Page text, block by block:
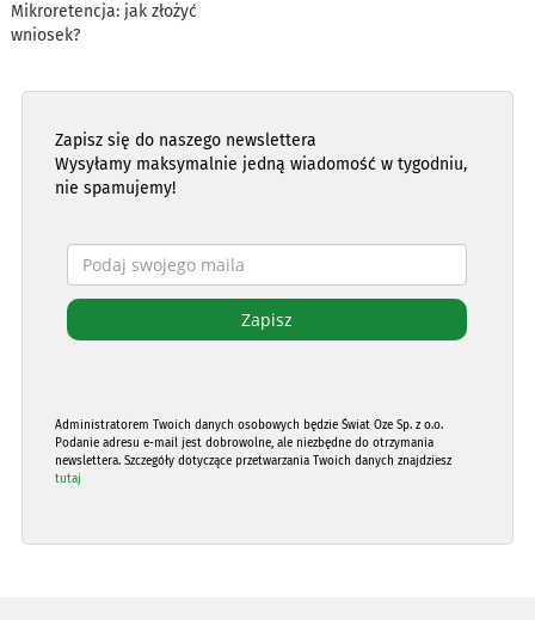
Mikroretencja: jak złożyć
wniosek?
Zapisz się do naszego newslettera
Wysyłamy maksymalnie jedną wiadomość w tygodniu,
nie spamujemy!
Administratorem Twoich danych osobowych będzie Świat Oze Sp. z o.o.
Podanie adresu e-mail jest dobrowolne, ale niezbędne do otrzymania
newslettera. Szczegóły dotyczące przetwarzania Twoich danych znajdziesz
tutaj